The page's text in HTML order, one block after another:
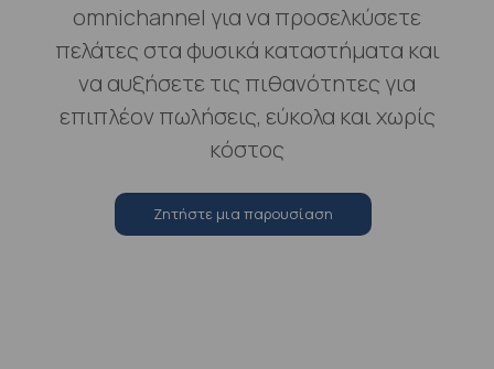
omnichannel για να προσελκύσετε
πελάτες στα φυσικά καταστήματα και
να αυξήσετε τις πιθανότητες για
επιπλέον πωλήσεις, εύκολα και χωρίς
κόστος
Ζητήστε μια παρουσίαση